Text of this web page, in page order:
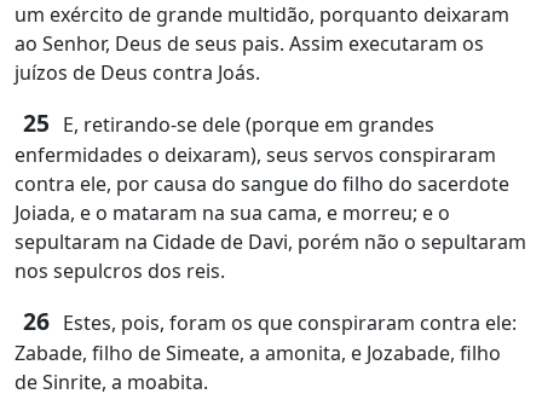
um exército de grande multidão, porquanto deixaram
ao Senhor, Deus de seus pais. Assim executaram os
juízos de Deus contra Joás.
25 E, retirando-se dele (porque em grandes
enfermidades o deixaram), seus servos conspiraram
contra ele, por causa do sangue do filho do sacerdote
Joiada, e o mataram na sua cama, e morreu; e o
sepultaram na Cidade de Davi, porém não o sepultaram
nos sepulcros dos reis.
26 Estes, pois, foram os que conspiraram contra ele:
Zabade, filho de Simeate, a amonita, e Jozabade, filho
de Sinrite, a moabita.